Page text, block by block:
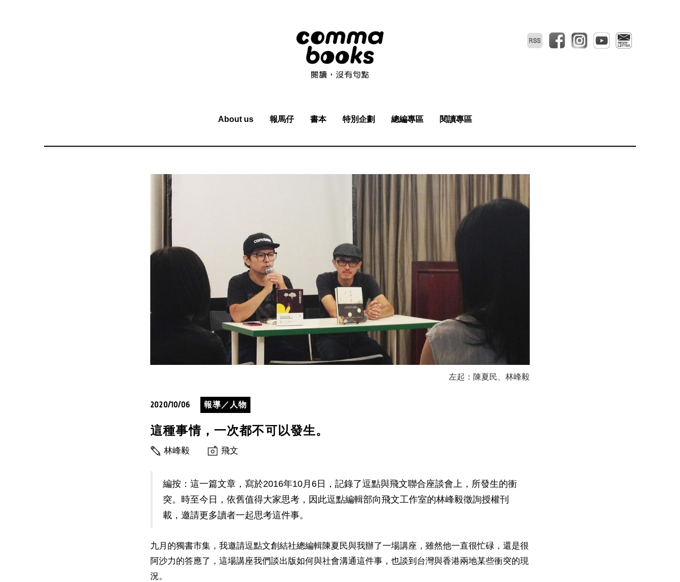
RSS facebookinstagramyoutube
About us 報馬仔 書本 特別企劃 總編專區 閱讀專區
左起：陳夏民、林峰毅
2020/10/06 報導／人物
這種事情，一次都不可以發生。
林峰毅 飛文
編按：這一篇文章，寫於2016年10月6日，記錄了逗點與飛文聯合座談會上，所發生的衝
突。時至今日，依舊值得大家思考，因此逗點編輯部向飛文工作室的林峰毅徵詢授權刊
載，邀請更多讀者一起思考這件事。
九月的獨書市集，我邀請逗點文創結社總編輯陳夏民與我辦了一場講座，雖然他一直很忙碌，還是很
阿沙力的答應了，這場講座我們談出版如何與社會溝通這件事，也談到台灣與香港兩地某些衝突的現
況。